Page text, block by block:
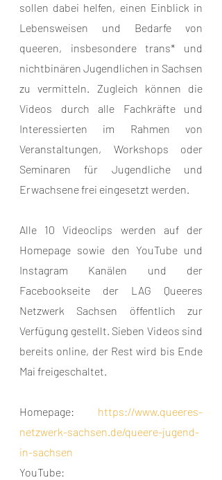
sollen dabei helfen, einen Einblick in
Lebensweisen und Bedarfe von
queeren, insbesondere trans* und
nichtbinären Jugendlichen in Sachsen
zu vermitteln. Zugleich können die
Videos durch alle Fachkräfte und
Interessierten im Rahmen von
Veranstaltungen, Workshops oder
Seminaren für Jugendliche und
Erwachsene frei eingesetzt werden.
Alle 10 Videoclips werden auf der
Homepage sowie den YouTube und
Instagram Kanälen und der
Facebookseite der LAG Queeres
Netzwerk Sachsen öffentlich zur
Verfügung gestellt. Sieben Videos sind
bereits online, der Rest wird bis Ende
Mai freigeschaltet.
Homepage: https://www.queeres-
netzwerk-sachsen.de/queere-jugend-
in-sachsen